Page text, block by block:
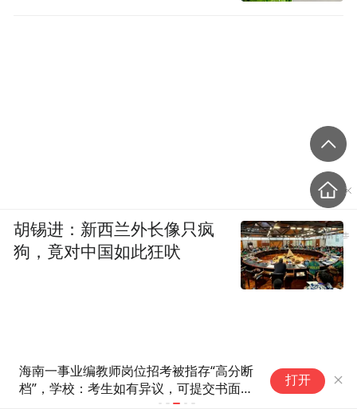
笔试第一被第二花钱劝弃考？不
要让守规矩变成劣势
打开
胡锡进：新西兰外长像只疯
狗，竟对中国如此狂吠